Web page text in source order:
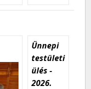
Ünnepi
testületi
ülés -
2026.